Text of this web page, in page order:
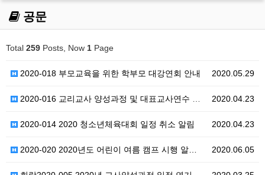
공문
Total 259 Posts, Now 1 Page
2020.05.29
2020-018 부모교육을 위한 학부모 대강연회 안내
2020.04.23
2020-016 교리교사 양성과정 및 대표교사연수 변경…
2020.04.23
2020-014 2020 청소년체육대회 일정 취소 알림
2020.06.05
2020-020 2020년도 어린이 여름 캠프 시행 알…